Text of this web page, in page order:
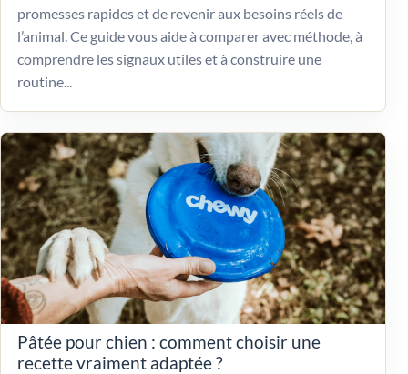
promesses rapides et de revenir aux besoins réels de
l’animal. Ce guide vous aide à comparer avec méthode, à
comprendre les signaux utiles et à construire une
routine...
Pâtée pour chien : comment choisir une
recette vraiment adaptée ?